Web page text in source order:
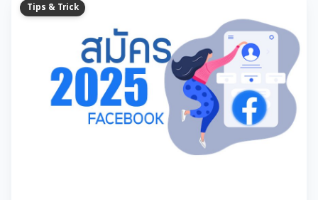
Tips & Trick